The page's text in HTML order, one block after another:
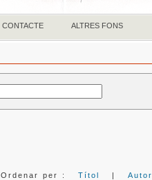
CONTACTE ALTRES FONS
Ordenar per :Títol |Autor